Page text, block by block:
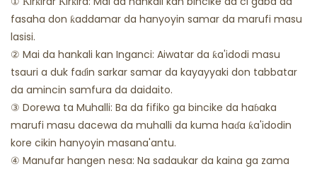
fasaha don ƙaddamar da hanyoyin samar da marufi masu
lasisi.
② Mai da hankali kan Inganci: Aiwatar da ƙa'idodi masu
tsauri a duk faɗin sarkar samar da kayayyaki don tabbatar
da amincin samfura da daidaito.
③ Dorewa ta Muhalli: Ba da fifiko ga bincike da haɓaka
marufi masu dacewa da muhalli da kuma haɗa ƙa'idodin
kore cikin hanyoyin masana'antu.
④ Manufar hangen nesa: Na sadaukar da kaina ga zama